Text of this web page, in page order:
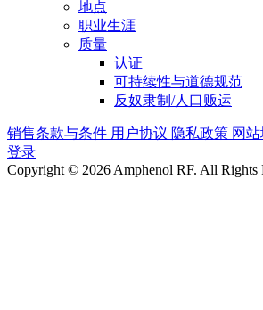
地点
职业生涯
质量
认证
可持续性与道德规范
反奴隶制/人口贩运
销售条款与条件 用户协议 隐私政策 网
登录
Copyright © 2026 Amphenol RF. All Rights